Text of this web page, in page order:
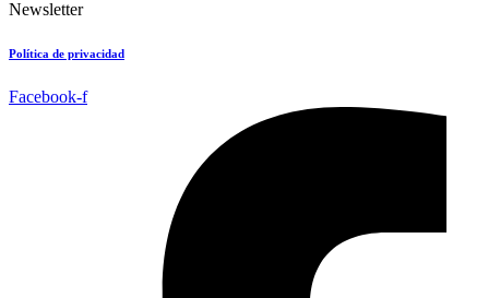
Newsletter
Política de privacidad
Facebook-f